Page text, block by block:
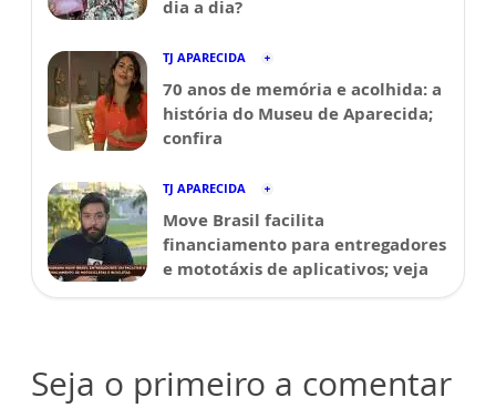
dia a dia?
TJ APARECIDA
70 anos de memória e acolhida: a
história do Museu de Aparecida;
confira
TJ APARECIDA
Move Brasil facilita
financiamento para entregadores
e mototáxis de aplicativos; veja
Seja o primeiro a comentar